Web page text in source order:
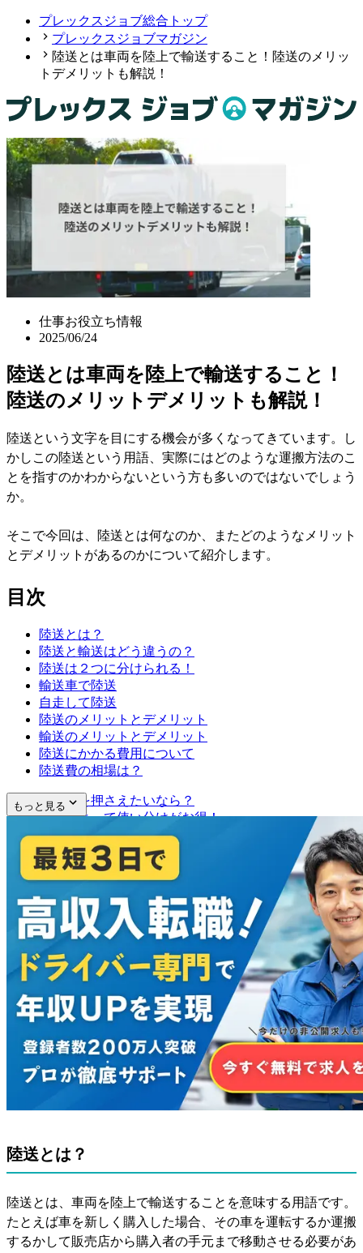
プレックスジョブ総合トップ
プレックスジョブマガジン
陸送とは車両を陸上で輸送すること！陸送のメリッ
トデメリットも解説！
仕事お役立ち情報
2025/06/24
陸送とは車両を陸上で輸送すること！
陸送のメリットデメリットも解説！
陸送という文字を目にする機会が多くなってきています。し
かしこの陸送という用語、実際にはどのような運搬方法のこ
とを指すのかわからないという方も多いのではないでしょう
か。
そこで今回は、陸送とは何なのか、またどのようなメリット
とデメリットがあるのかについて紹介します。
目次
陸送とは？
陸送と輸送はどう違うの？
陸送は２つに分けられる！
輸送車で陸送
自走して陸送
陸送のメリットとデメリット
輸送のメリットとデメリット
陸送にかかる費用について
陸送費の相場は？
陸送費を押さえたいなら？
距離によって使い分けがお得！
まとめ
もっと見る
陸送とは？
陸送とは、車両を陸上で輸送することを意味する用語です。
たとえば車を新しく購入した場合、その車を運転するか運搬
するかして販売店から購入者の手元まで移動させる必要があ